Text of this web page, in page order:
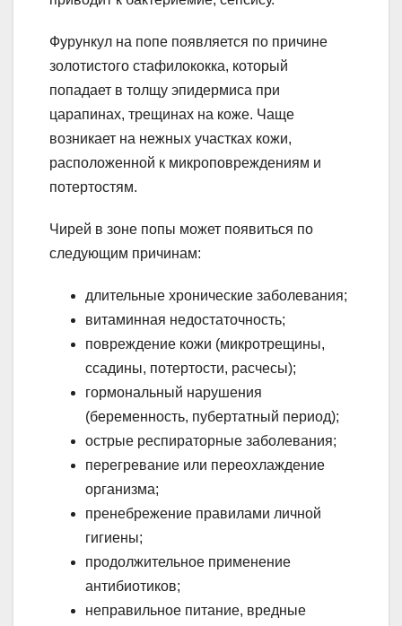
Фурункул на попе появляется по причине
золотистого стафилококка, который
попадает в толщу эпидермиса при
царапинах, трещинах на коже. Чаще
возникает на нежных участках кожи,
расположенной к микроповреждениям и
потертостям.
Чирей в зоне попы может появиться по
следующим причинам:
длительные хронические заболевания;
витаминная недостаточность;
повреждение кожи (микротрещины,
ссадины, потертости, расчесы);
гормональный нарушения
(беременность, пубертатный период);
острые респираторные заболевания;
перегревание или переохлаждение
организма;
пренебрежение правилами личной
гигиены;
продолжительное применение
антибиотиков;
неправильное питание, вредные